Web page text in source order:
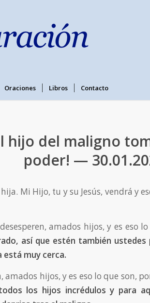
Oraciones Libros Contacto
hijo del maligno
poder! —
Mi Hijo, tu y su Jesús, vendrá y
amados hijos, y es eso
así que estén también ustedes
está muy cerca.
amados hijos, y es eso lo que son,
los hijos incrédulos y para